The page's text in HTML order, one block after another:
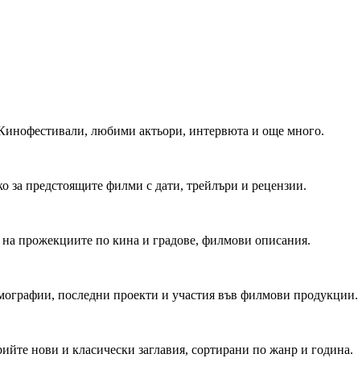
любими актьори, интервюта и още много.
за предстоящите филми с дати, трейлъри и рецензии.
прожекциите по кина и градове, филмови описания.
последни проекти и участия във филмови продукции.
нови и класически заглавия, сортирани по жанр и година.